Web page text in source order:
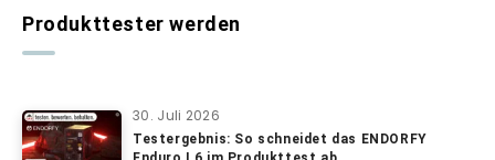
Produkttester werden
30. Juli 2026
Testergebnis: So schneidet das ENDORFY